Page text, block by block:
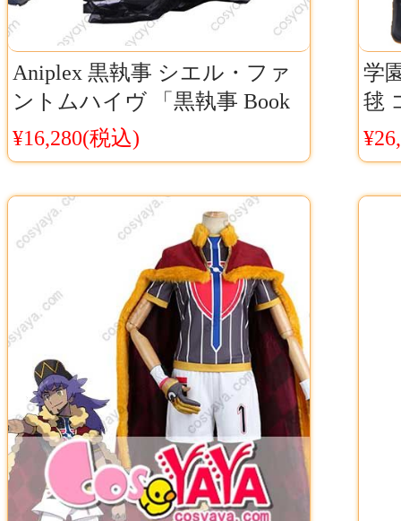
Aniplex 黒執事 シエル・ファ
ントムハイヴ 「黒執事 Book
of Murder」 植物少女園 フィギ
ュア コスプレ衣装 礼装
¥16,280(税込)
学
毬
ス
販